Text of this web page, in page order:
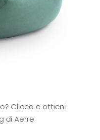
Clicca e ottieni
di Aerre.